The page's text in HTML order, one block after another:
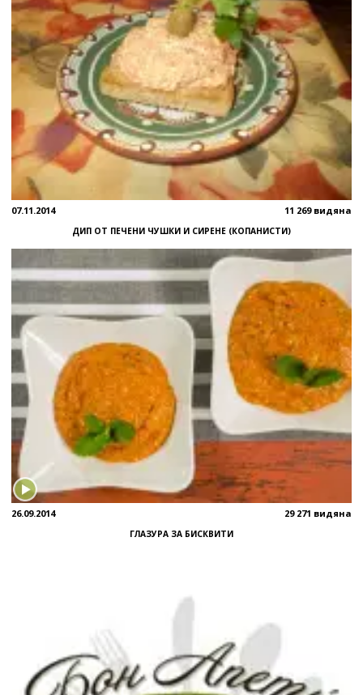
07.11.2014 11 269 видяна
ДИП ОТ ПЕЧЕНИ ЧУШКИ И СИРЕНЕ (КОПАНИСТИ)
26.09.2014 29 271 видяна
ГЛАЗУРА ЗА БИСКВИТИ